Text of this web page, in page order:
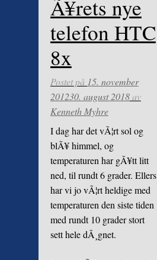
Ã¥rets nye
telefon HTC
8x
Postet på 15. november
201230. august 2018av
Kenneth Myhre
I dag har det vÃ¦rt sol og
blÃ¥ himmel, og
temperaturen har gÃ¥tt litt
ned, til rundt 6 grader. Ellers
har vi jo vÃ¦rt heldige med
temperaturen den siste tiden
med rundt 10 grader stort
sett hele dÃ¸gnet.